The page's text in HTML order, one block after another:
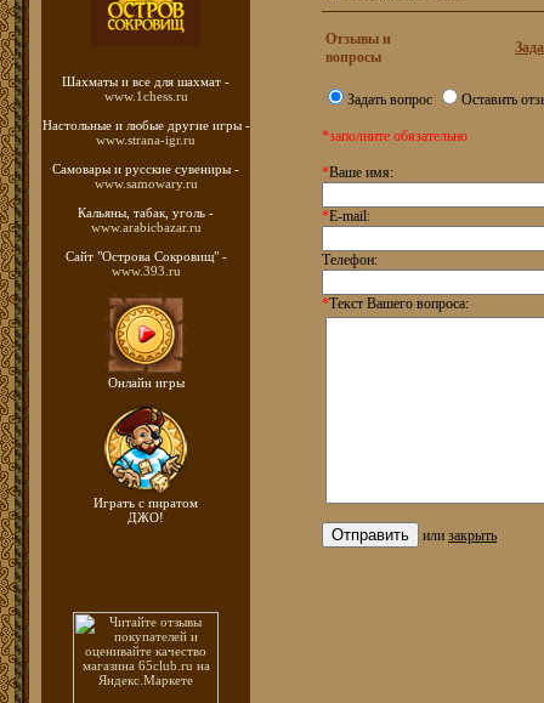
Шахматы и все для шахмат -
www.1chess.ru
Настольные и любые другие игры -
www.strana-igr.ru
Самовары и русские сувениры -
www.samowary.ru
Кальяны, табак, уголь -
www.arabicbazar.ru
Сайт "Острова Сокровищ" -
www.393.ru
Онлайн игры
Играть с пиратом
ДЖО!
Отзывы и
вопросы
Задать вопрос Оставить
*заполните обязательно
*Ваше имя:
*E-mail:
Телефон:
*Текст Вашего вопроса:
или закрыть